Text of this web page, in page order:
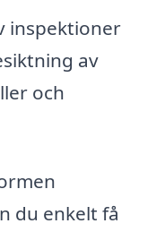
inspektioner
av
och
du enkelt få